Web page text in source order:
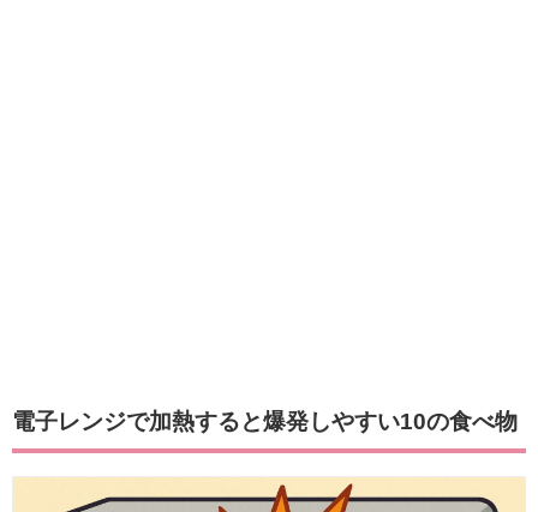
電子レンジで加熱すると爆発しやすい10の食べ物